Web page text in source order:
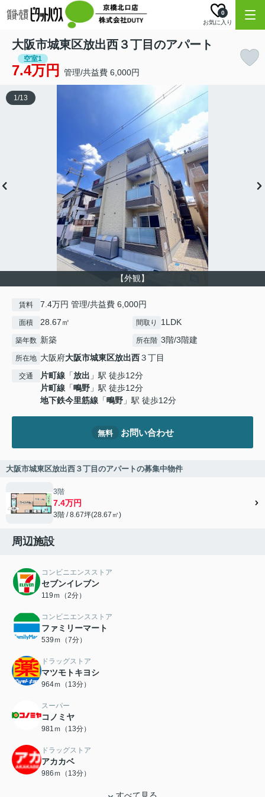
お気に入り
0
大阪市城東区放出西３丁目のアパート
空室1
7.4万円 管理/共益費 6,000円
【外観】
1/13
賃料 7.4万円 管理/共益費 6,000円
面積 28.67㎡ 間取り 1LDK
築年数 新築 所在階 3階/3階建
所在地 大阪府大阪市城東区放出西３丁目
交通 片町線 「放出 」駅 徒歩12分
片町線 「鴫野 」駅 徒歩12分
地下鉄今里筋線 「鴫野 」駅 徒歩12分
無料 お問い合わせ
大阪市城東区放出西３丁目のアパートの募集中物件
3階
7.4万円
3階 / 8.67坪(28.67㎡)
周辺施設
コンビニエンスストア
セブンイレブン
119ｍ（2分）
コンビニエンスストア
ファミリーマート
539ｍ（7分）
ドラッグストア
マツモトキヨシ
964ｍ（13分）
スーパー
コノミヤ
981ｍ（13分）
ドラッグストア
アカカベ
986ｍ（13分）